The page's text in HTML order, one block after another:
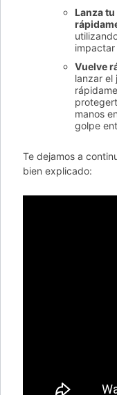
Lanza
Vuelve
lanzar el
manos
golpe
Te dejamos a
bien explicado: